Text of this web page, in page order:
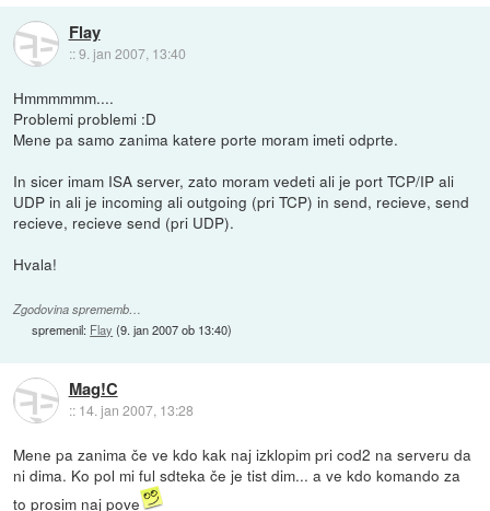
Flay
::9. jan 2007, 13:40
Hmmmmmm....
Problemi problemi :D
Mene pa samo zanima katere porte moram imeti odprte.
In sicer imam ISA server, zato moram vedeti ali je port TCP/IP ali
UDP in ali je incoming ali outgoing (pri TCP) in send, recieve, send
recieve, recieve send (pri UDP).
Hvala!
Zgodovina sprememb…
spremenil: Flay (9. jan 2007 ob 13:40)
Mag!C
:: 14. jan 2007, 13:28
Mene pa zanima če ve kdo kak naj izklopim pri cod2 na serveru da
ni dima. Ko pol mi ful sdteka če je tist dim... a ve kdo komando za
to prosim naj pove